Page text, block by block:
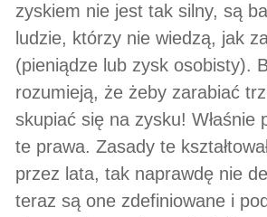
zyskiem nie jest tak silny, są
ludzie, którzy nie wiedzą, jak
(pieniądze lub zysk osobisty).
rozumieją, że żeby zarabiać
skupiać się na zysku! Właśnie
te prawa. Zasady te
przez lata, tak naprawdę nie
teraz są one zdefiniowane i